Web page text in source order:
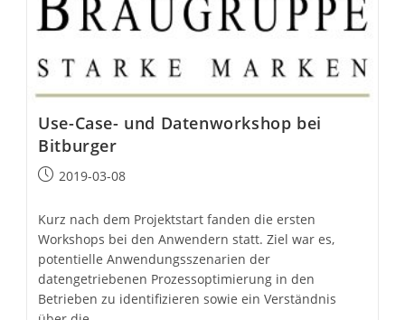
Use-Case- und Datenworkshop bei
Bitburger
Beitrag2019-03-08
Kurz nach dem Projektstart fanden die ersten
Workshops bei den Anwendern statt. Ziel war es,
potentielle Anwendungsszenarien der
datengetriebenen Prozessoptimierung in den
Betrieben zu identifizieren sowie ein Verständnis